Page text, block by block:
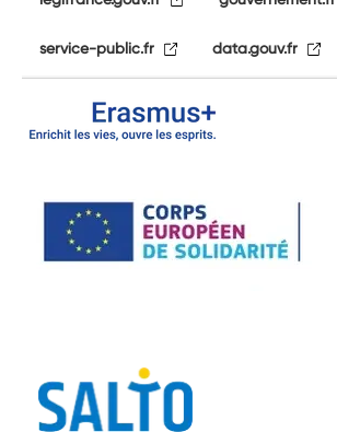
service-public.fr data.gouv.fr